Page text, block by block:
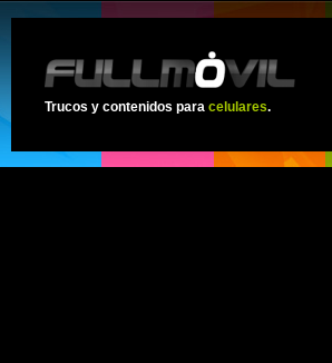
Trucos y contenidos para celulares.